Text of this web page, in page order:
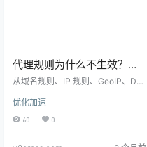
代理规则为什么不生效？域
名、IP、GeoIP 和规则优先
从域名规则、IP 规则、GeoIP、DN
么不生效，帮助排查分流和直连异
常。
优化加速
60 0